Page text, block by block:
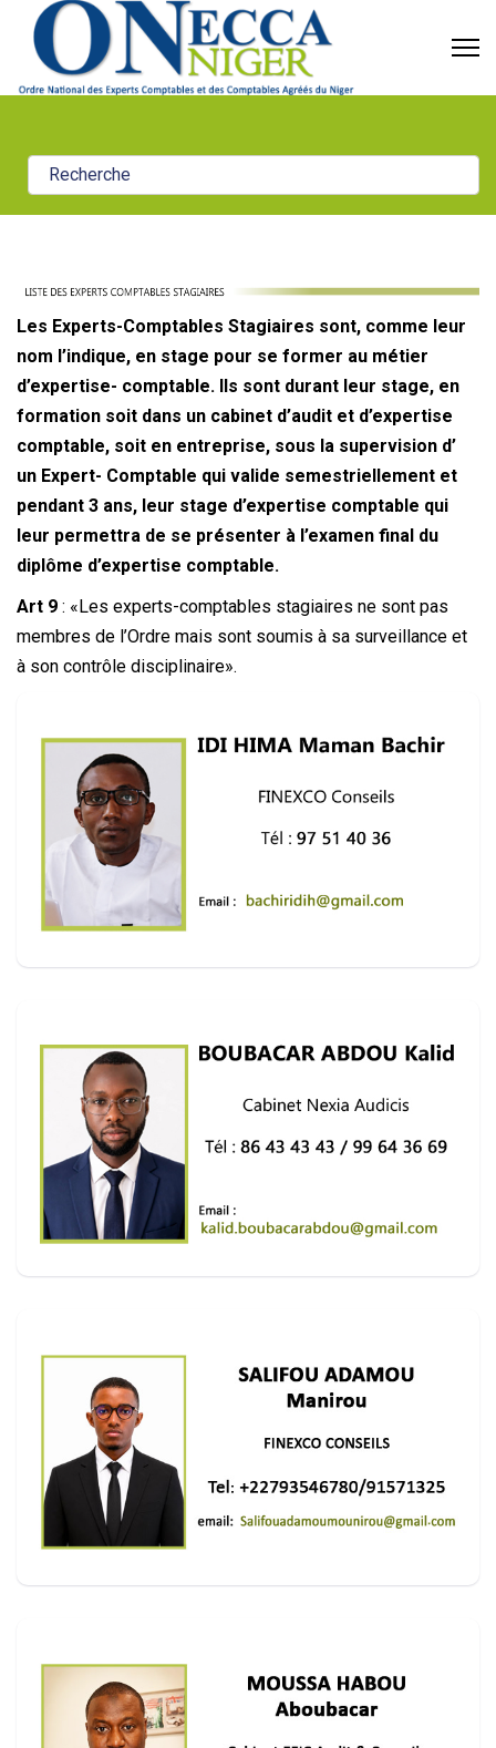
Les Experts-Comptables Stagiaires sont, comme leur
nom l’indique, en stage pour se former au métier
d’expertise- comptable. Ils sont durant leur stage, en
formation soit dans un cabinet d’audit et d’expertise
comptable, soit en entreprise, sous la supervision d’
un Expert- Comptable qui valide semestriellement et
pendant 3 ans, leur stage d’expertise comptable qui
leur permettra de se présenter à l’examen final du
diplôme d’expertise comptable.
Art 9 : «Les experts-comptables stagiaires ne sont pas
membres de l’Ordre mais sont soumis à sa surveillance et
à son contrôle disciplinaire».